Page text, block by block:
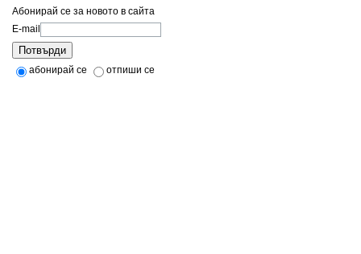
Абонирай се за новото в сайта
E-mail
Потвърди
абонирай се отпиши се